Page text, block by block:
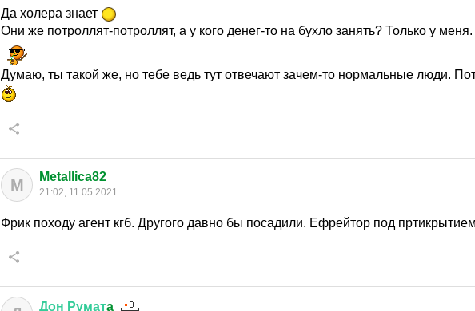
Да холера знает
Они же потроллят-потроллят, а у кого денег-то на бухло занять? Только у
Думаю, ты такой же, но тебе ведь тут отвечают зачем-то нормальные люди.
M Metallica82
21:02, 11.05.2021
Фрик походу агент кгб. Другого давно бы посадили. Ефрейтор под
Дон Руматa